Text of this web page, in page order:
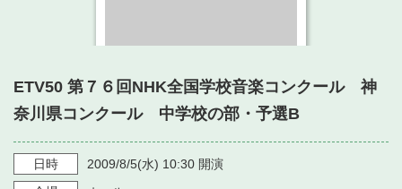
・ フロアマップ
・ 交通案内
・ よくある質問
・ 空き状況
・ フロアマップ
神奈川県立音楽堂
SNS
ETV50 第７６回NHK全国学校音楽コンクール 神
奈川県コンクール 中学校の部・予選B
日時 2009/8/5(水) 10:30 開演